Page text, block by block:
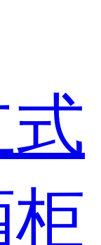
式